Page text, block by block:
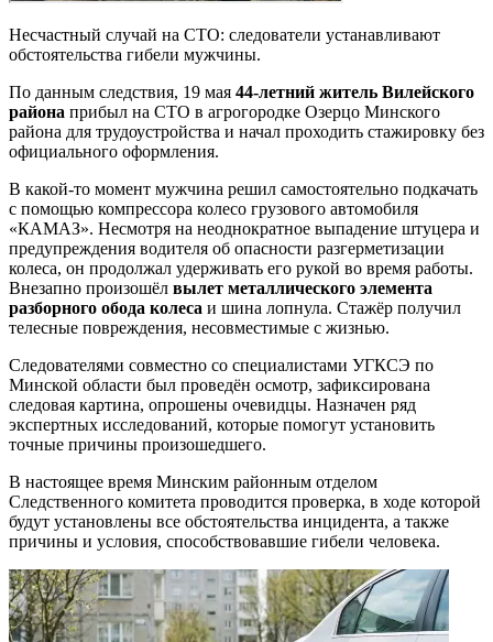
Несчастный случай на СТО: следователи устанавливают
обстоятельства гибели мужчины.
По данным следствия, 19 мая 44‑летний житель Вилейского
района прибыл на СТО в агрогородке Озерцо Минского
района для трудоустройства и начал проходить стажировку без
официального оформления.
В какой-то момент мужчина решил самостоятельно подкачать
с помощью компрессора колесо грузового автомобиля
«КАМАЗ». Несмотря на неоднократное выпадение штуцера и
предупреждения водителя об опасности разгерметизации
колеса, он продолжал удерживать его рукой во время работы.
Внезапно произошёл вылет металлического элемента
разборного обода колеса и шина лопнула. Стажёр получил
телесные повреждения, несовместимые с жизнью.
Следователями совместно со специалистами УГКСЭ по
Минской области был проведён осмотр, зафиксирована
следовая картина, опрошены очевидцы. Назначен ряд
экспертных исследований, которые помогут установить
точные причины произошедшего.
В настоящее время Минским районным отделом
Следственного комитета проводится проверка, в ходе которой
будут установлены все обстоятельства инцидента, а также
причины и условия, способствовавшие гибели человека.